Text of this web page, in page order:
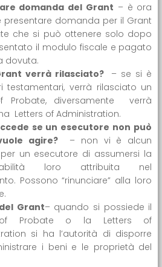
domanda del Grant – è ora
presentare domanda per il Grant
che si può ottenere solo dopo
il modulo fiscale e pagato
dovuta.
verrà rilasciato?
– se si è
testamentari, verrà rilasciato un
Probate, diversamente verrà
Letters of Administration.
se un esecutore non può
agire?
– non vi è alcun
un esecutore di assumersi la
loro attribuita nel
Possono “rinunciare” alla loro
Grant– quando si possiede il
Probate o la Letters of
si ha l’autorità di disporre
i beni e le proprietà del